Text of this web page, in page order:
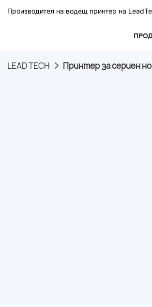
Производител на водещ принтер на
LEAD TECH Принтер за сериен